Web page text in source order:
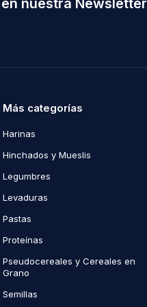
nuestra Newsletter
Más categorías
Harinas
Hinchados y Mueslis
Legumbres
Levaduras
Pastas
Proteínas
Pseudocereales y Cereales en
Grano
Semillas